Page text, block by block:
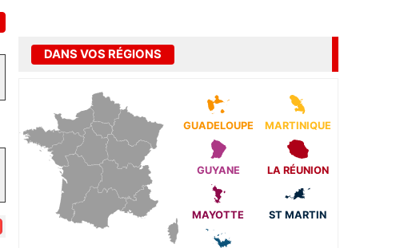
DANS VOS RÉGIONS
GUADELOUPE MARTINIQUE
GUYANE LA RÉUNION
MAYOTTE ST MARTIN